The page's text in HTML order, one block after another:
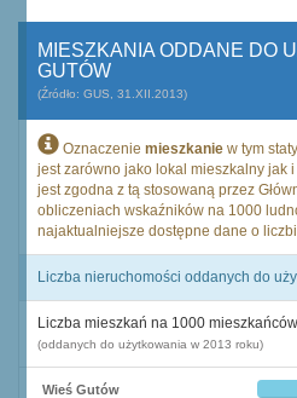
MIESZKANIA ODDANE DO
GUTÓW
(Źródło: GUS, 31.XII.2013)
Oznaczenie mieszkanie w tym
jest zarówno jako lokal mieszkalny jak
jest zgodna z tą stosowaną przez
obliczeniach wskaźników na 1000
najaktualniejsze dostępne dane o
Liczba nieruchomości oddanych do
Liczba mieszkań na 1000 mieszkańców
(oddanych do użytkowania w 2013 roku)
Wieś Gutów